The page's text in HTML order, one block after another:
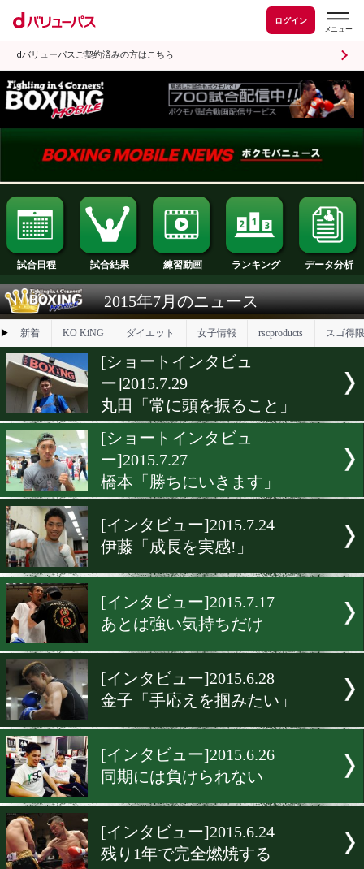
ログイン
dバリューパスご契約済みの方はこちら
試合日程 試合結果 練習動画 ランキング
2015年7月のニュース
新着 KO KiNG ダイエット 女子情報
[ショートインタビュ
ー]2015.7.29
丸田「常に頭を振ること」
[ショートインタビュ
ー]2015.7.27
橋本「勝ちにいきます」
[インタビュー]2015.7.24
伊藤「成長を実感!」
[インタビュー]2015.7.17
あとは強い気持ちだけ
金子「手応えを掴みたい」